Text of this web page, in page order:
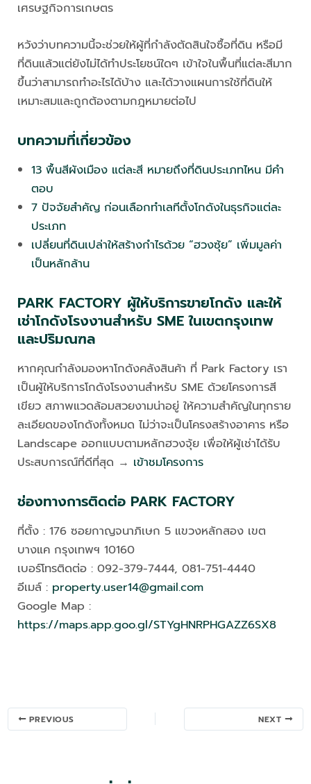
เศรษฐกิจการเกษตร
หวังว่าบทความนี้จะช่วยให้ผู้ที่กำลังตัดสินใจซื้อที่ดิน หรือมี
ที่ดินแล้วแต่ยังไม่ได้ทำประโยชน์ใดๆ เข้าใจในพื้นที่แต่ละสีมาก
ขึ้นว่าสามารถทำอะไรได้บ้าง และได้วางแผนการใช้ที่ดินให้
เหมาะสมและถูกต้องตามกฎหมายต่อไป
บทความที่เกี่ยวข้อง
13 พื้นสีผังเมือง แต่ละสี หมายถึงที่ดินประเภทไหน มีคำ
ตอบ
7 ปัจจัยสำคัญ ก่อนเลือกทำเลทีตั้งโกดังในธุรกิจแต่ละ
ประเภท
เปลี่ยนที่ดินเปล่าให้สร้างกำไรด้วย “ฮวงซุ้ย” เพิ่มมูลค่า
เป็นหลักล้าน
PARK FACTORY ผู้ให้บริการขายโกดัง และให้
เช่าโกดังโรงงานสำหรับ SME ในเขตกรุงเทพ
และปริมณฑล
หากคุณกำลังมองหาโกดังคลังสินค้า ที่ Park Factory เรา
เป็นผู้ให้บริการโกดังโรงงานสำหรับ SME ด้วยโครงการสี
เขียว สภาพแวดล้อมสวยงามน่าอยู่ ให้ความสำคัญในทุกราย
ละเอียดของโกดังทั้งหมด ไม่ว่าจะเป็นโครงสร้างอาคาร หรือ
Landscape ออกแบบตามหลักฮวงจุ้ย เพื่อให้ผู้เช่าได้รับ
ประสบการณ์ที่ดีที่สุด → เข้าชมโครงการ
ช่องทางการติดต่อ PARK FACTORY
ที่ตั้ง : 176 ซอยกาญจนาภิเษก 5 แขวงหลักสอง เขต
บางแค กรุงเทพฯ 10160
เบอร์โทรติดต่อ : 092-379-7444, 081-751-4440
อีเมล์ : property.user14@gmail.com
Google Map :
https://maps.app.goo.gl/STYgHNRPHGAZZ6SX8
Post
navigation
PREVIOUS NEXT